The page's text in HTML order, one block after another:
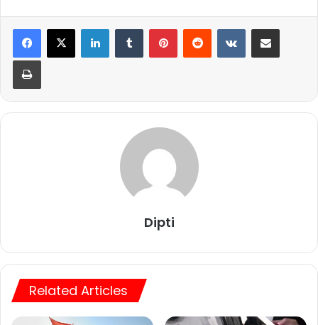
Dipti
Related Articles